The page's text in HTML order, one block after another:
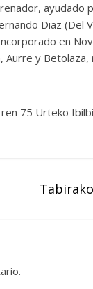
ayudado
Diaz (Del
en
Aurre y
75 Urteko
Tabirako